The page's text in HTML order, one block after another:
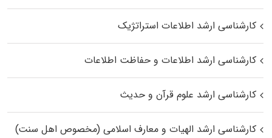
کارشناسی ارشد اطلاعات استراتژیک
کارشناسی ارشد اطلاعات و حفاظت اطلاعات
کارشناسی ارشد علوم قرآن و حدیث
کارشناسی ارشد الهیات و معارف اسلامی (مخصوص اهل سنت)